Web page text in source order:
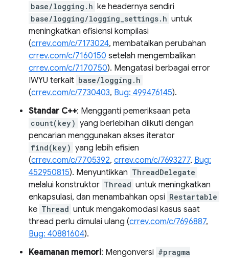
base/logging.h ke headernya sendiri
base/logging/logging_settings.h untuk
meningkatkan efisiensi kompilasi
(crrev.com/c/7173024, membatalkan perubahan
crrev.com/c/7160150 setelah mengembalikan
crrev.com/c/7170750). Mengatasi berbagai error
IWYU terkait base/logging.h
(crrev.com/c/7730403, Bug: 499476145).
Standar C++: Mengganti pemeriksaan peta
count(key) yang berlebihan diikuti dengan
pencarian menggunakan akses iterator
find(key) yang lebih efisien
(crrev.com/c/7705392, crrev.com/c/7693277, Bug:
452950815). Menyuntikkan ThreadDelegate
melalui konstruktor Thread untuk meningkatkan
enkapsulasi, dan menambahkan opsi Restartable
ke Thread untuk mengakomodasi kasus saat
thread perlu dimulai ulang (crrev.com/c/7696887,
Bug: 40881604).
Keamanan memori: Mengonversi #pragma